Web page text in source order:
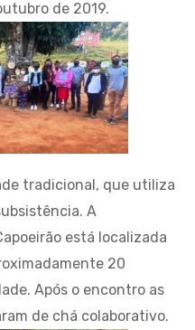
de 2019.
tradicional, que utiliza
A
está localizada
20
Após o encontro as
de chá colaborativo.